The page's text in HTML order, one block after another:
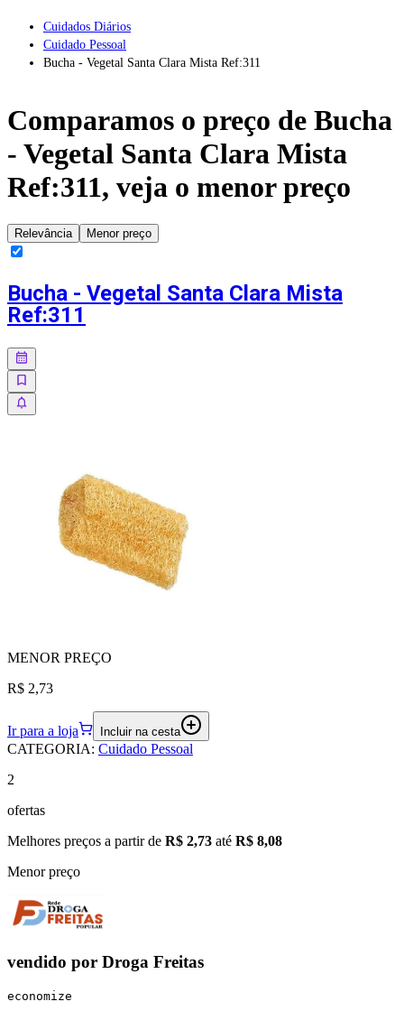
Cuidados Diários
Cuidado Pessoal
Bucha - Vegetal Santa Clara Mista Ref:311
Comparamos o preço de Bucha
- Vegetal Santa Clara Mista
Ref:311, veja o menor preço
Relevância Menor preço
Bucha - Vegetal Santa Clara Mista
Ref:311
MENOR PREÇO
R$ 2,73
Ir para a loja Incluir na cesta
CATEGORIA: Cuidado Pessoal
2
ofertas
Melhores preços a partir de R$ 2,73 até R$ 8,08
Menor preço
vendido por Droga Freitas
economize